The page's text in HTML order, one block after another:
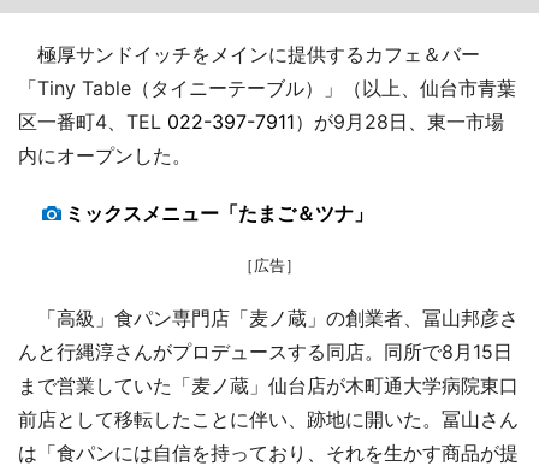
極厚サンドイッチをメインに提供するカフェ＆バー
「Tiny Table（タイニーテーブル）」（以上、仙台市青葉
区一番町4、TEL 022-397-7911）が9月28日、東一市場
内にオープンした。
ミックスメニュー「たまご＆ツナ」
［広告］
「高級」食パン専門店「麦ノ蔵」の創業者、冨山邦彦さ
んと行縄淳さんがプロデュースする同店。同所で8月15日
まで営業していた「麦ノ蔵」仙台店が木町通大学病院東口
前店として移転したことに伴い、跡地に開いた。冨山さん
は「食パンには自信を持っており、それを生かす商品が提